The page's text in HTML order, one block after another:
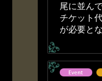
尾に並ん
チケット
が必要と